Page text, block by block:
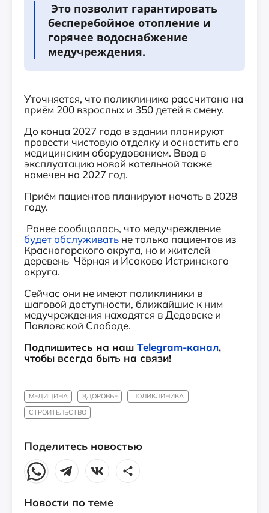
Это позволит гарантировать
бесперебойное отопление и
горячее водоснабжение
медучреждения.
Уточняется, что поликлиника рассчитана на
приём 200 взрослых и 350 детей в смену.
До конца 2027 года в здании планируют
провести чистовую отделку и оснастить его
медицинским оборудованием. Ввод в
эксплуатацию новой котельной также
намечен на 2027 год.
Приём пациентов планируют начать в 2028
году.
Ранее сообщалось, что медучреждение
будет обслуживать не только пациентов из
Красногорского округа, но и жителей
деревень Чёрная и Исаково Истринского
округа.
Сейчас они не имеют поликлиники в
шаговой доступности, ближайшие к ним
медучреждения находятся в Дедовске и
Павловской Слободе.
Подпишитесь на наш Telegram-канал,
чтобы всегда быть на связи!
МЕДИЦИНА ЗДОРОВЬЕ
ПОЛИКЛИНИКА
СТРОИТЕЛЬСТВО
Поделитесь новостью
Новости по теме